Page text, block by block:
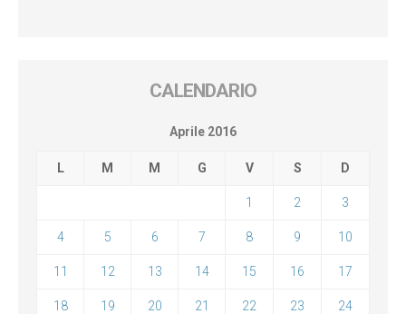
CALENDARIO
Aprile 2016
L M M G V S D
1 2 3
4 5 6 7 8 9 10
11 12 13 14 15 16 17
18 19 20 21 22 23 24